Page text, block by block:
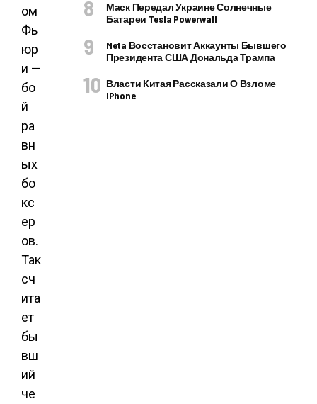
ом
Фь
юр
и —
бо
й
ра
вн
ых
бо
кс
ер
ов.
Так
сч
ита
ет
бы
вш
ий
че
Маск Передал Украине Солнечные
Батареи Tesla Powerwall
Meta Восстановит Аккаунты Бывшего
Президента США Дональда Трампа
Власти Китая Рассказали О Взломе
IPhone